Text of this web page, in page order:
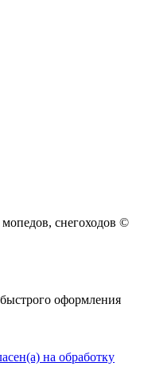
снегоходов ©
оформления
на обработку